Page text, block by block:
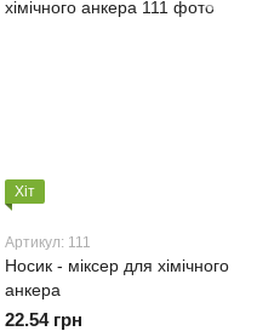
Хіт
Артикул: 111
Носик - міксер для хімічного
анкера
22.54 грн